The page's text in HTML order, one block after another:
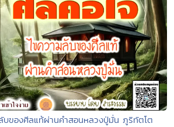
บของศีลแท้ผ่านคำสอนหลวงปู่มั่น ภูริทัตโต